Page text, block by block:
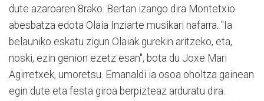
dute azaroaren 8rako. Bertan izango dira Montetxio
abesbatza edota Olaia Inziarte musikari nafarra. "Ia
belauniko eskatu zigun Olaiak gurekin aritzeko, eta,
noski, ezin genion ezetz esan", bota du Joxe Mari
Agirretxek, umoretsu. Emanaldi ia osoa oholtza gainean
egin dute eta festa giroa berpizteaz arduratu dira.